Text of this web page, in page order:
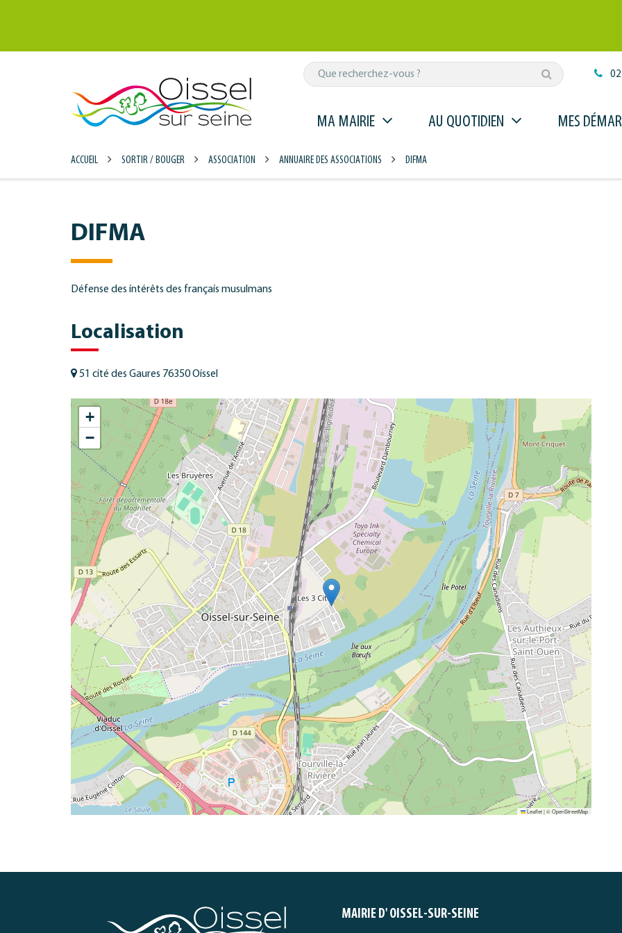
Rechercher
MA MAIRIE AU QUOTIDIEN MES
ACCUEIL SORTIR / BOUGER ASSOCIATION ANNUAIRE DES ASSOCIATIONS DIFMA
DIFMA
Défense des intérêts des français musulmans
Localisation
51 cité des Gaures 76350 Oissel
+
−
Leaflet|©OpenStreetMap
MAIRIE D' OISSEL-SUR-SEINE